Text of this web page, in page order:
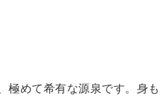
極めて希有な源泉です。身も